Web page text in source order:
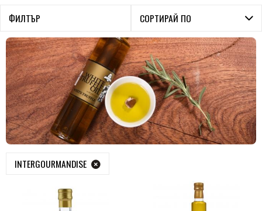
ФИЛТЪР СОРТИРАЙ ПО
INTERGOURMANDISE